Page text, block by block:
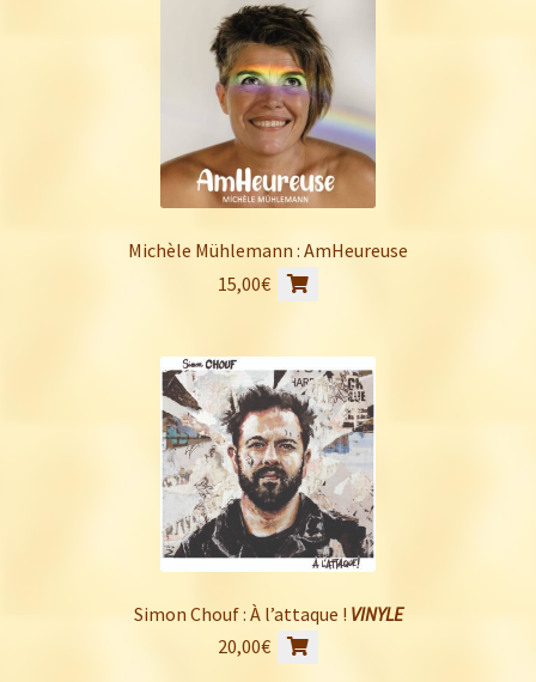
Michèle Mühlemann : AmHeureuse
15,00€
Simon Chouf : À l’attaque ! VINYLE
20,00€